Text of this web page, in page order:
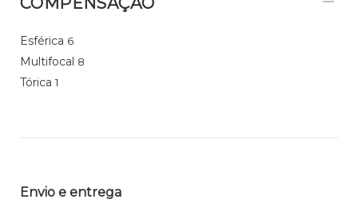
Esférica 6
Multifocal 8
Tórica 1
Envio e entrega